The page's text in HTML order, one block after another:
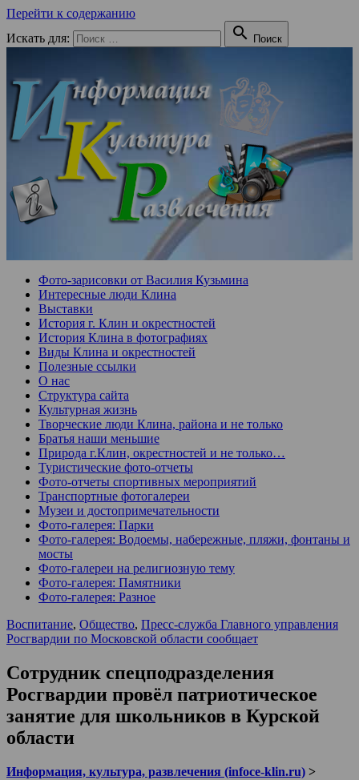
Перейти к содержанию
Искать для:
 Поиск
Фото-зарисовки от Василия Кузьмина
Интересные люди Клина
Выставки
История г. Клин и окрестностей
История Клина в фотографиях
Виды Клина и окрестностей
Полезные ссылки
О нас
Структура сайта
Культурная жизнь
Творческие люди Клина, района и не только
Братья наши меньшие
Природа г.Клин, окрестностей и не только…
Туристические фото-отчеты
Фото-отчеты спортивных мероприятий
Транспортные фотогалереи
Музеи и достопримечательности
Фото-галерея: Парки
Фото-галерея: Водоемы, набережные, пляжи, фонтаны и
мосты
Фото-галереи на религиозную тему
Фото-галерея: Памятники
Фото-галерея: Разное
Воспитание, Общество, Пресс-служба Главного управления
Росгвардии по Московской области сообщает
Сотрудник спецподразделения
Росгвардии провёл патриотическое
занятие для школьников в Курской
области
Информация, культура, развлечения (infoce-klin.ru) >